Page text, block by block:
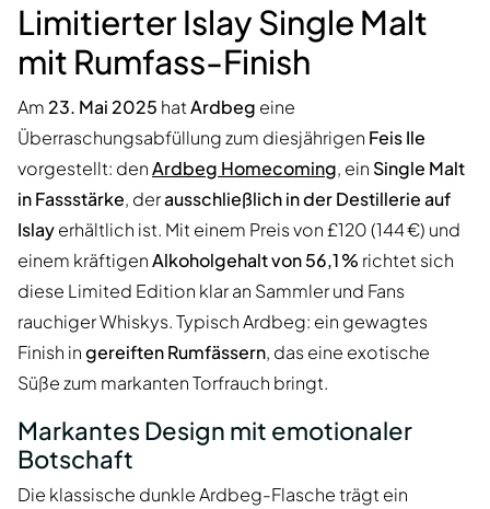
Limitierter Islay Single Malt
mit Rumfass-Finish
Am 23. Mai 2025 hatArdbeg eine
Überraschungsabfüllung zum diesjährigen Feis Ile
vorgestellt: denArdbeg Homecoming, ein Single Malt
in Fassstärke, derausschließlich in der Destillerie auf
Islayerhältlich ist. Mit einem Preis von £120 (144 €) und
einem kräftigenAlkoholgehalt von 56,1 % richtet sich
diese Limited Edition klar an Sammler und Fans
rauchiger Whiskys. Typisch Ardbeg: ein gewagtes
Finish ingereiften Rumfässern, das eine exotische
Süße zum markanten Torfrauch bringt.
Markantes Design mit emotionaler
Botschaft
Die klassische dunkle Ardbeg-Flasche trägt ein